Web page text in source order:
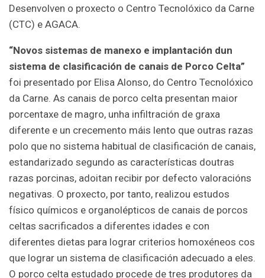
Desenvolven o proxecto o Centro Tecnolóxico da Carne
(CTC) e AGACA.
“Novos sistemas de manexo e implantación dun
sistema de clasificación de canais de Porco Celta”
foi presentado por Elisa Alonso, do Centro Tecnolóxico
da Carne. As canais de porco celta presentan maior
porcentaxe de magro, unha infiltración de graxa
diferente e un crecemento máis lento que outras razas
polo que no sistema habitual de clasificación de canais,
estandarizado segundo as características doutras
razas porcinas, adoitan recibir por defecto valoracións
negativas. O proxecto, por tanto, realizou estudos
físico químicos e organolépticos de canais de porcos
celtas sacrificados a diferentes idades e con
diferentes dietas para lograr criterios homoxéneos cos
que lograr un sistema de clasificación adecuado a eles.
O porco celta estudado procede de tres produtores da